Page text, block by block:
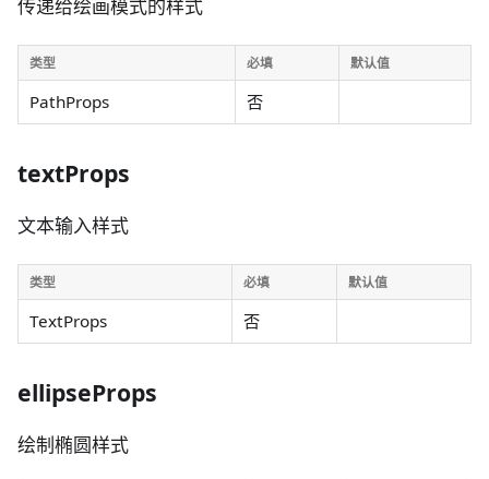
传递给绘画模式的样式
类型 必填 默认值
PathProps 否
textProps
文本输入样式
类型 必填 默认值
TextProps 否
ellipseProps
绘制椭圆样式